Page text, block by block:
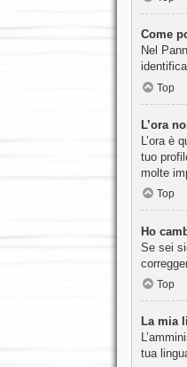
Come
Nel
Top
L’ora
L’ora
tuo
molte
Top
Ho
Se sei
Top
La mia
tua